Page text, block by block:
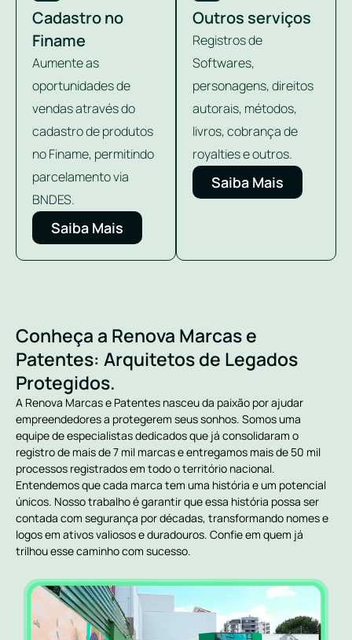
Cadastro no
Finame
Aumente as
oportunidades de
vendas através do
cadastro de produtos
no Finame, permitindo
parcelamento via
BNDES.
Saiba Mais
Outros serviços
Registros de
Softwares,
personagens, direitos
autorais, métodos,
livros, cobrança de
royalties e outros.
Saiba Mais
Conheça a Renova Marcas e
Patentes: Arquitetos de Legados
Protegidos.
A Renova Marcas e Patentes nasceu da paixão por ajudar
empreendedores a protegerem seus sonhos. Somos uma
equipe de especialistas dedicados que já consolidaram o
registro de mais de 7 mil marcas e entregamos mais de 50 mil
processos registrados em todo o território nacional.
Entendemos que cada marca tem uma história e um potencial
únicos. Nosso trabalho é garantir que essa história possa ser
contada com segurança por décadas, transformando nomes e
logos em ativos valiosos e duradouros. Confie em quem já
trilhou esse caminho com sucesso.